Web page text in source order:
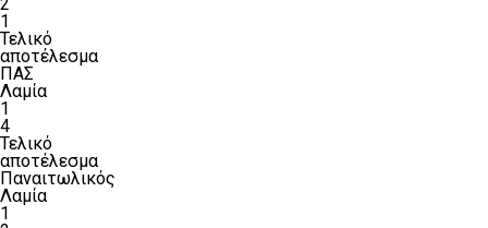
1
Τελικό
αποτέλεσμα
ΠΑΣ
Λαμία
1
4
Τελικό
αποτέλεσμα
Παναιτωλικός
Λαμία
1